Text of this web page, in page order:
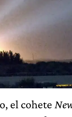
el cohete